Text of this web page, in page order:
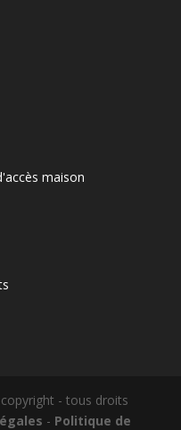
maison
- tous droits
- Politique de